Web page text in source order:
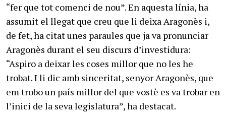
“fer que tot comenci de nou”. En aquesta línia, ha
assumit el llegat que creu que li deixa Aragonès i,
de fet, ha citat unes paraules que ja va pronunciar
Aragonès durant el seu discurs d’investidura:
“Aspiro a deixar les coses millor que no les he
trobat. I li dic amb sinceritat, senyor Aragonès, que
em trobo un país millor del que vostè es va trobar en
l’inici de la seva legislatura”, ha destacat.